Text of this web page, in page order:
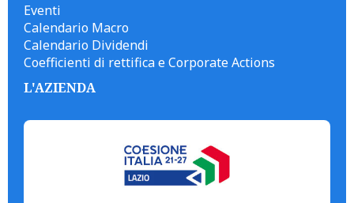
Eventi
Calendario Macro
Calendario Dividendi
Coefficienti di rettifica e Corporate Actions
L'AZIENDA